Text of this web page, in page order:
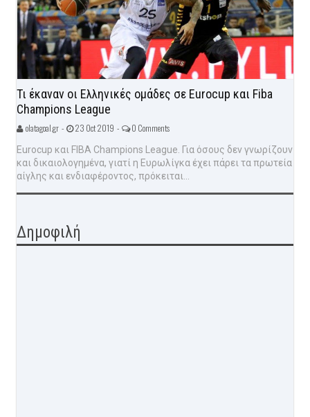
Τι έκαναν οι Ελληνικές ομάδες σε Eurocup και Fiba
Champions League
olatagoal.gr - 23 Oct 2019 - 0 Comments
Eurocup και FIBA Champions League. Για όσους δεν γνωρίζουν
και δικαιολογημένα, γιατί η Ευρωλίγκα έχει πάρει τα πρωτεία
αίγλης και ενδιαφέροντος, πρόκειται...
Δημοφιλή